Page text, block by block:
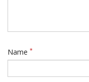
Name *